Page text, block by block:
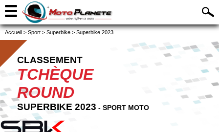
Accueil > Sport > Superbike > Superbike 2023
CLASSEMENT
TCHÈQUE
ROUND
SUPERBIKE 2023 - SPORT MOTO